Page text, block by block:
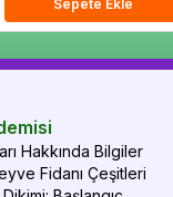
Sepete EkleSepete Ekle
Hakkında Bilgiler
Fidanı Çeşitleri